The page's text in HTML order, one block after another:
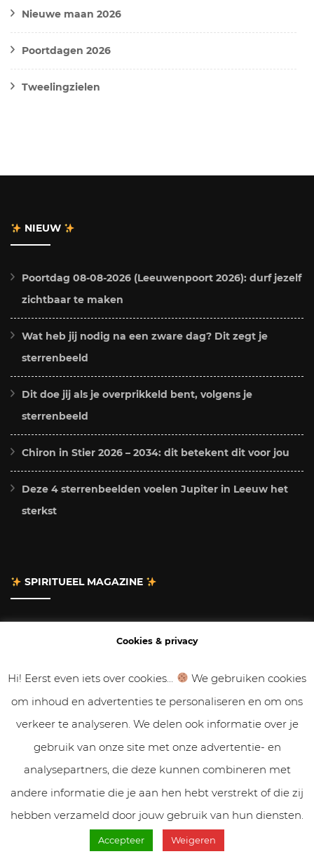
Nieuwe maan 2026
Poortdagen 2026
Tweelingzielen
NIEUW
Poortdag 08-08-2026 (Leeuwenpoort 2026): durf jezelf
zichtbaar te maken
Wat heb jij nodig na een zware dag? Dit zegt je
sterrenbeeld
Dit doe jij als je overprikkeld bent, volgens je
sterrenbeeld
Chiron in Stier 2026 – 2034: dit betekent dit voor jou
Deze 4 sterrenbeelden voelen Jupiter in Leeuw het
sterkst
SPIRITUEEL MAGAZINE
Gastbloggen
Samenwerken
Cookies & Privacy
© VolleMaanKalender.nl 2019 - 2025 // NadiZoetebier.nl //
Cookies & privacy
Hi! Eerst even iets over cookies...
We gebruiken cookies
om inhoud en advertenties te personaliseren en om ons
verkeer te analyseren. We delen ook informatie over je
gebruik van onze site met onze advertentie- en
analysepartners, die deze kunnen combineren met
andere informatie die je aan hen hebt verstrekt of die zij
hebben verzameld door jouw gebruik van hun diensten.
Accepteer Weigeren